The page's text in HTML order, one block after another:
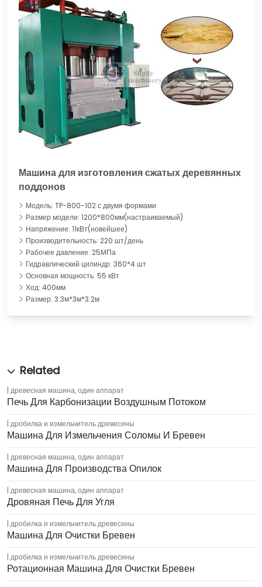
Машина для изготовления сжатых деревянных
поддонов
Модель: TP-800-102 с двумя формами
Размер модели: 1200*800мм(настраиваемый)
Напряжение: 11кВт(новейшее)
Производительность: 220 шт/день
Рабочее давление: 25МПа
Гидравлический цилиндр: 360*4 шт
Основная мощность: 55 кВт
Ход: 400мм
Размер: 3.3м*3м*3.2м
древесная машина,один аппарат
Печь Для Карбонизации Воздушным Потоком
дробилка и измельчитель древесины
Машина Для Измельчения Соломы И Бревен
древесная машина,один аппарат
Машина Для Производства Опилок
древесная машина,один аппарат
Дровяная Печь Для Угля
дробилка и измельчитель древесины
Машина Для Очистки Бревен
дробилка и измельчитель древесины
Ротационная Машина Для Очистки Бревен